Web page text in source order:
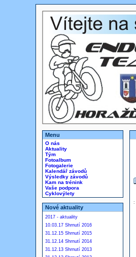
Menu
O nás
Aktuality
Tým
Fotoalbum
Fotogalerie
Kalendář závodů
Výsledky závodů
Kam na trénink
Vaše podpora
Cyklovýlety
Nové aktuality
2017 - aktuality
10.03.17 Shrnutí 2016
31.12.15 Shrnutí 2015
31.12.14 Shrnutí 2014
31.12.13 Shrnutí 2013
: